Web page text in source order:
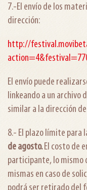
7.-El envío de los
dirección:
http://
El envío puede
linkeando a un archivo
similar a la dirección
8.- El plazo límite para
de agosto.El costo de
participante, lo mismo
mismas en caso de
podrá ser retirado del